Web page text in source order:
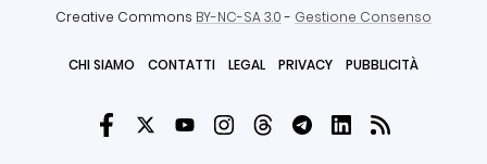
Creative Commons BY-NC-SA 3.0- Gestione Consenso
CHI SIAMO CONTATTI LEGAL PRIVACY PUBBLICITÀ